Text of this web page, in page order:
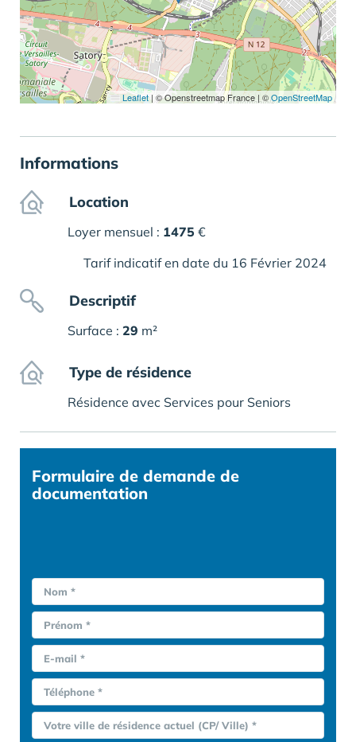
Leaflet | © Openstreetmap France | ©OpenStreetMap
Informations
Location
Loyer mensuel : 1475 €
Tarif indicatif en date du 16 Février 2024
Descriptif
Surface : 29 m²
Type de résidence
Résidence avec Services pour Seniors
Formulaire de demande de
documentation
Nom *
Prénom *
E-mail *
Téléphone *
Votre ville de résidence actuel (CP/ Ville) *